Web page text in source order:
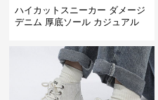
ハイカットスニーカー ダメージ
デニム 厚底ソール カジュアル
かわいい 学校 日常使い 履きや